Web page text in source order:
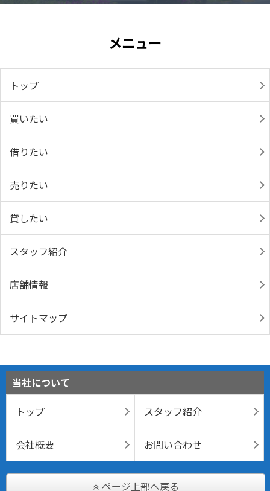
メニュー
トップ
買いたい
借りたい
売りたい
貸したい
スタッフ紹介
店舗情報
サイトマップ
当社について
トップ
スタッフ紹介
会社概要 お問い合わせ
ページ上部へ戻る